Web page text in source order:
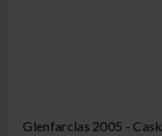
Glenfarclas 2005 - Cask